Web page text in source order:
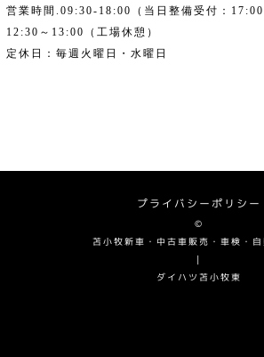
営業時間.09:30-18:00（当日整備受付：17:00
12:30～13:00（工場休憩）
定休日：毎週火曜日・水曜日
プライバシーポリシー
©
苫小牧新車・中古車販売・車検・
|
ダイハツ苫小牧東